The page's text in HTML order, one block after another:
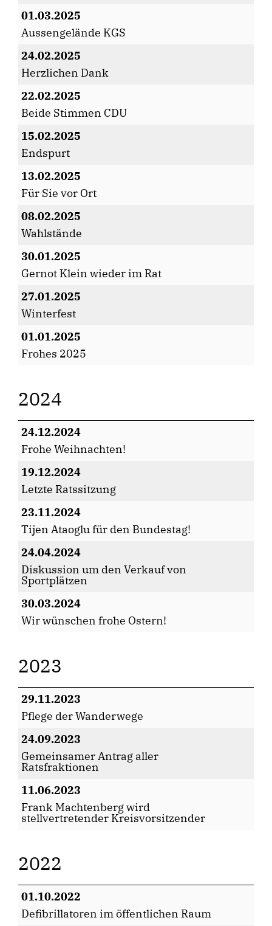
01.03.2025
Aussengelände KGS
24.02.2025
Herzlichen Dank
22.02.2025
Beide Stimmen CDU
15.02.2025
Endspurt
13.02.2025
Für Sie vor Ort
08.02.2025
Wahlstände
30.01.2025
Gernot Klein wieder im Rat
27.01.2025
Winterfest
01.01.2025
Frohes 2025
2024
24.12.2024
Frohe Weihnachten!
19.12.2024
Letzte Ratssitzung
23.11.2024
Tijen Ataoglu für den Bundestag!
24.04.2024
Diskussion um den Verkauf von
Sportplätzen
30.03.2024
Wir wünschen frohe Ostern!
2023
29.11.2023
Pflege der Wanderwege
24.09.2023
Gemeinsamer Antrag aller
Ratsfraktionen
11.06.2023
Frank Machtenberg wird
stellvertretender Kreisvorsitzender
2022
01.10.2022
Defibrillatoren im öffentlichen Raum